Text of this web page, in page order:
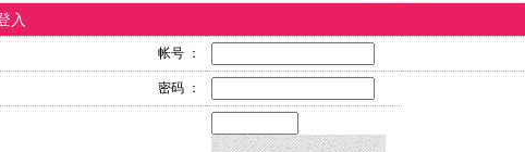
入
帐号 ：
密码 ：